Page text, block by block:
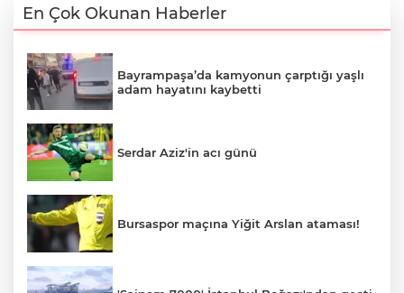
En Çok Okunan Haberler
Bayrampaşa’da kamyonun çarptığı yaşlı
adam hayatını kaybetti
Serdar Aziz'in acı günü
Bursaspor maçına Yiğit Arslan ataması!